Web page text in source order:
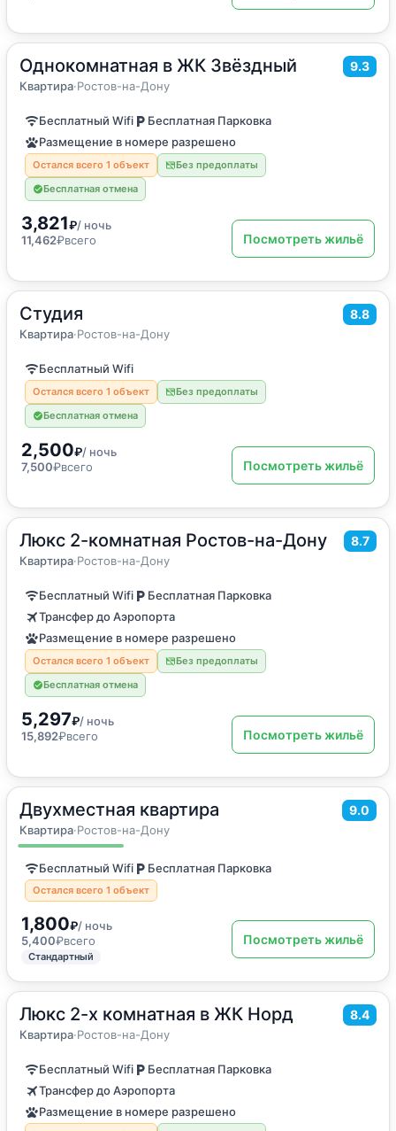
Однокомнатная в ЖК Звёздный 9.3
Квартира·Ростов-на-Дону
45м 2·4 гостя
Квартира
Бесплатный Wifi
Бесплатная Парковка
Размещение в номере разрешено
Остался всего 1 объект
Без предоплаты
Бесплатная отмена
3,821₽/ ночь
11,462₽всего Посмотреть жильё
Студия 8.8
Квартира·Ростов-на-Дону
25 м2· 2 гостя
Квартира
Бесплатный Wifi
Остался всего 1 объект
Без предоплаты
Бесплатная отмена
2,500₽/ ночь
7,500₽всего Посмотреть жильё
Люкс 2-комнатная Ростов-на-Дону 8.7
Квартира·Ростов-на-Дону
55м 2·до 6 гостей
Квартира
Бесплатный Wifi
Бесплатная Парковка
Трансфер до Аэропорта
Размещение в номере разрешено
Остался всего 1 объект
Без предоплаты
Бесплатная отмена
5,297₽/ ночь
15,892₽всего Посмотреть жильё
Двухместная квартира 9.0
Квартира·Ростов-на-Дону
30 м 2·2 гостя
Квартира
Бесплатный Wifi Бесплатная Парковка
Остался всего 1 объект
1,800₽/ ночь
5,400₽всего
Стандартный
Посмотреть жильё
Люкс 2-х комнатная в ЖК Норд 8.4
Квартира·Ростов-на-Дону
49м 2·до 5 гостей
Квартира
Бесплатный Wifi
Бесплатная Парковка
Трансфер до Аэропорта
Размещение в номере разрешено